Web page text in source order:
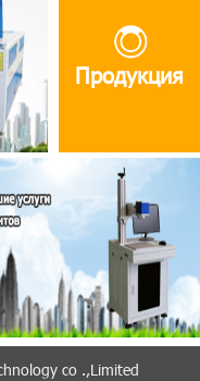
Продукция
co .,Limited